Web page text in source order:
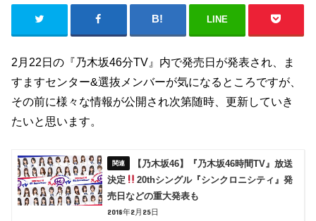
LINE
2月22日の『乃木坂46分TV』内で発売日が発表され、ま
すますセンター&選抜メンバーが気になるところですが、
その前に様々な情報が公開され次第随時、更新していき
たいと思います。
【乃木坂46】『乃木坂46時間TV』放送
決定
20thシングル『シンクロニシティ』発
売日などの重大発表も
2018年2月25日